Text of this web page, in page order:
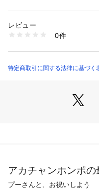
ウエストのベルトで、サイ
のワンピースとしても最適
●洗濯表示＝液温は40℃を
きる。漂白処理はできない
イクリーニングができる。
素材：●素材＝ポリエステル100
商品番号：
2640997N （ショップ）
レビュー
0件
特定商取引に関する法律に基づく
アカチャンホンポ
プーさんと、お祝いしよう